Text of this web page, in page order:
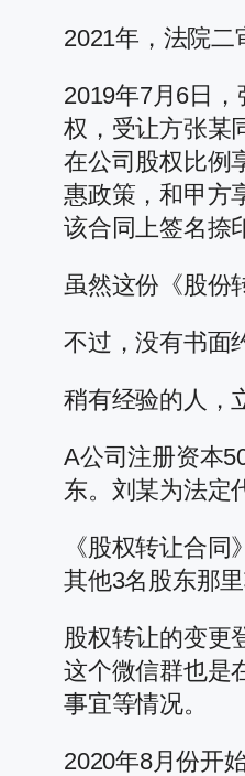
2021年，法院二
2019年7月6日
权，受让方张某
在公司股权比例
惠政策，和甲方
该合同上签名捺
虽然这份《股份
不过，没有书面
稍有经验的人，
A公司注册资本
东。刘某为法定
《股权转让合
其他3名股东那
股权转让的变更
这个微信群也是
事宜等情况。
2020年8月份开